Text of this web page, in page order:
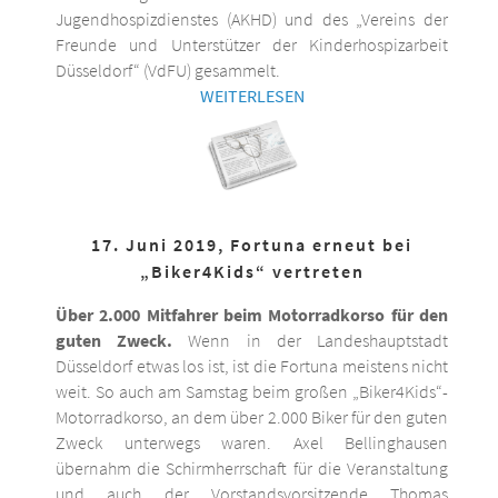
Jugendhospizdienstes (AKHD) und des „Vereins der
Freunde und Unterstützer der Kinderhospizarbeit
Düsseldorf“ (VdFU) gesammelt.
WEITERLESEN
17. Juni 2019, Fortuna erneut bei
„Biker4Kids“ vertreten
Über 2.000 Mitfahrer beim Motorradkorso für den
guten Zweck. Wenn in der Landeshauptstadt
Düsseldorf etwas los ist, ist die Fortuna meistens nicht
weit. So auch am Samstag beim großen „Biker4Kids“-
Motorradkorso, an dem über 2.000 Biker für den guten
Zweck unterwegs waren. Axel Bellinghausen
übernahm die Schirmherrschaft für die Veranstaltung
und auch der Vorstandsvorsitzende Thomas